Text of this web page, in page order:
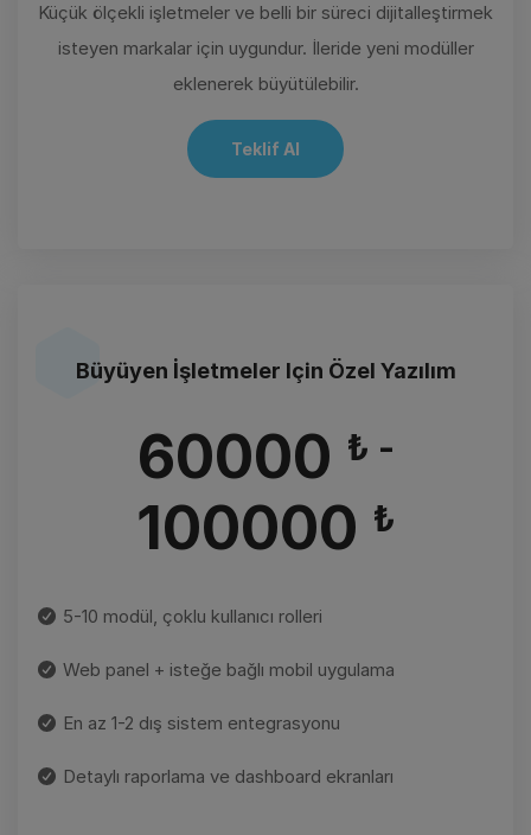
Küçük ölçekli işletmeler ve belli bir süreci dijitalleştirmek
isteyen markalar için uygundur. İleride yeni modüller
eklenerek büyütülebilir.
Teklif Al
Büyüyen İşletmeler Için Özel Yazılım
60000 ₺ -
100000 ₺
5-10 modül, çoklu kullanıcı rolleri
Web panel + isteğe bağlı mobil uygulama
En az 1-2 dış sistem entegrasyonu
Detaylı raporlama ve dashboard ekranları